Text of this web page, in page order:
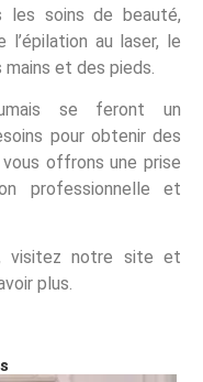
les soins de beauté,
au laser, le
et des pieds.
se feront un
pour obtenir des
offrons une prise
professionnelle et
visitez notre site et
plus.